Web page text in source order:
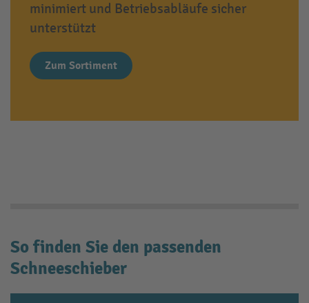
minimiert und Betriebsabläufe sicher
unterstützt
Zum Sortiment
So finden Sie den passenden
Schneeschieber